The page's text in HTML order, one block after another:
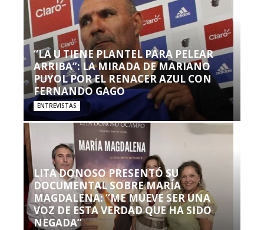
“LA U TIENE PLANTEL PARA PELEAR
ARRIBA”: LA MIRADA DE MARIANO
PUYOL POR EL RENACER AZUL CON
FERNANDO GAGO
ENTREVISTAS
LITA DONOSO PRESENTÓ SU
DOCUMENTAL SOBRE MARÍA
MAGDALENA: “ME MUEVE SER UNA
VOZ DE ESTA VERDAD QUE HA SIDO
NEGADA”